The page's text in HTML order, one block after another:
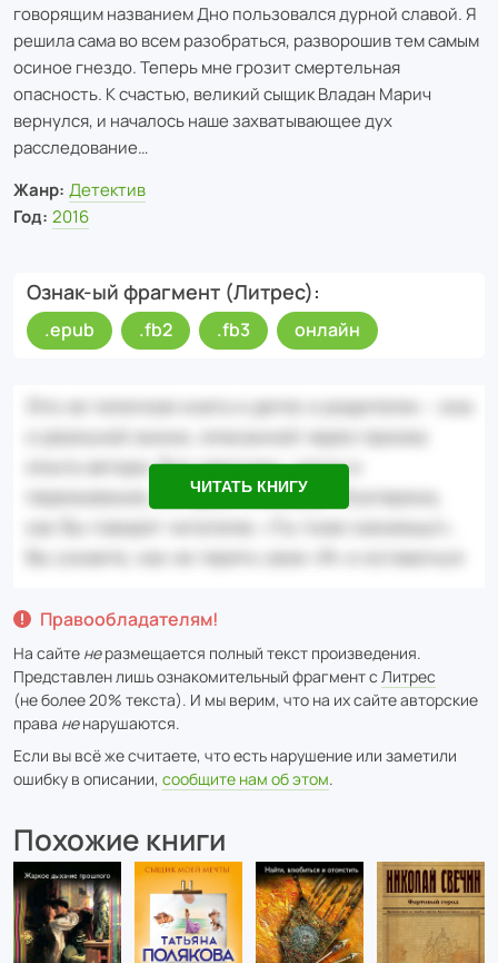
говорящим названием Дно пользовался дурной славой. Я
решила сама во всем разобраться, разворошив тем самым
осиное гнездо. Теперь мне грозит смертельная
опасность. К счастью, великий сыщик Владан Марич
вернулся, и началось наше захватывающее дух
расследование…
Жанр: Детектив
Год: 2016
Ознак-ый фрагмент (Литрес)
.epub .fb2 .fb3 онлайн
ЧИТАТЬ КНИГУ
Правообладателям!
На сайте неразмещается полный текст произведения.
Представлен лишь ознакомительный фрагмент с Литрес
(не более 20% текста). И мы верим, что на их сайте авторские
права ненарушаются.
Если вы всё же считаете, что есть нарушение или заметили
ошибку в описании, сообщите нам об этом.
Похожие книги